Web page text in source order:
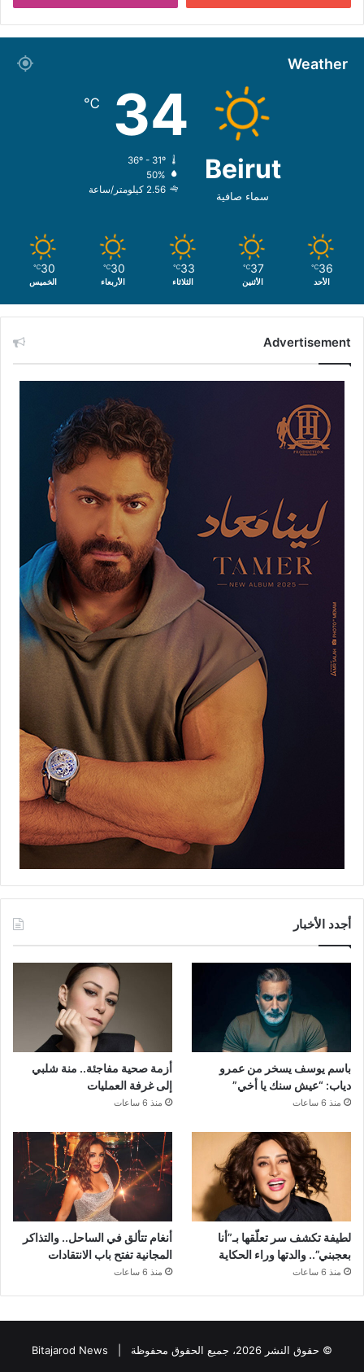
Weather
Beirut
سماء صافية
34
℃
36º - 31º
50%
2.56 كيلومتر/ساعة
36
℃
الأحد
37
℃
الأثنين
33
℃
الثلاثاء
30
℃
الأربعاء
30
℃
الخميس
Advertisement
أجدد الأخبار
باسم يوسف يسخر من عمرو
دياب: “عيش سنك يا أخي”
منذ 6 ساعات
أزمة صحية مفاجئة.. منة شلبي
إلى غرفة العمليات
منذ 6 ساعات
لطيفة تكشف سر تعلّقها بـ”أنا
بعجبني”.. والدتها وراء الحكاية
منذ 6 ساعات
أنغام تتألق في الساحل.. والتذاكر
المجانية تفتح باب الانتقادات
منذ 6 ساعات
© حقوق النشر 2026، جميع الحقوق محفوظة | Bitajarod News